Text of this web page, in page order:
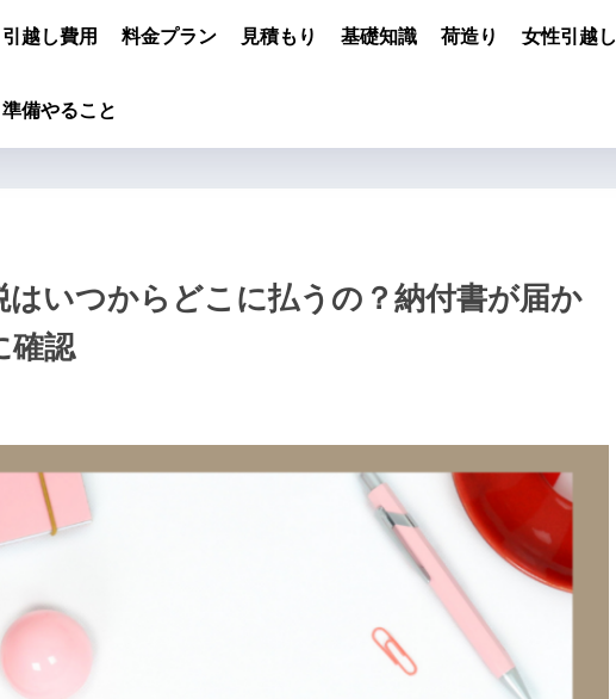
引越し費用 料金プラン 見積もり 基礎知識 荷造り 女性引越し
準備やること
はいつからどこに払うの？納付書が届か
確認